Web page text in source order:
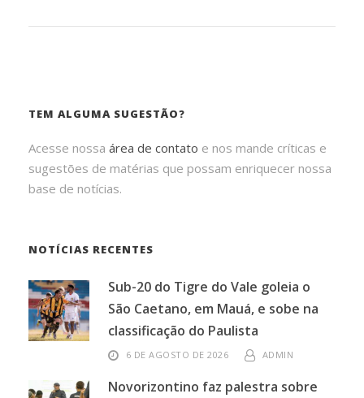
TEM ALGUMA SUGESTÃO?
Acesse nossa área de contato e nos mande críticas e
sugestões de matérias que possam enriquecer nossa
base de notícias.
NOTÍCIAS RECENTES
Sub-20 do Tigre do Vale goleia o
São Caetano, em Mauá, e sobe na
classificação do Paulista
6 DE AGOSTO DE 2026 ADMIN
Novorizontino faz palestra sobre